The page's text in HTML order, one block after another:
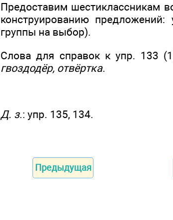
Предоставим шестиклассникам
конструированию
группы на выбор).
Слова для справок к упр. 133
гвоздодёр, отвёртка.
Д. з.: упр. 135, 134.
Предыдущая